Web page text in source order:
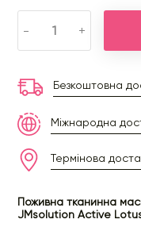
- +
Безкоштовна
Міжнародна
Термінова
Поживна тканинна
JMsolution Active